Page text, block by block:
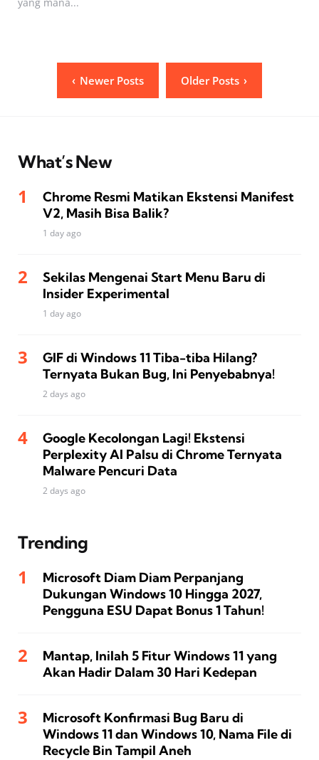
pagination
Newer Posts Older Posts
What’s New
Chrome Resmi Matikan Ekstensi Manifest
V2, Masih Bisa Balik?
1 day ago
Sekilas Mengenai Start Menu Baru di
Insider Experimental
1 day ago
GIF di Windows 11 Tiba-tiba Hilang?
Ternyata Bukan Bug, Ini Penyebabnya!
2 days ago
Google Kecolongan Lagi! Ekstensi
Perplexity AI Palsu di Chrome Ternyata
Malware Pencuri Data
2 days ago
Trending
Microsoft Diam Diam Perpanjang
Dukungan Windows 10 Hingga 2027,
Pengguna ESU Dapat Bonus 1 Tahun!
Mantap, Inilah 5 Fitur Windows 11 yang
Akan Hadir Dalam 30 Hari Kedepan
Microsoft Konfirmasi Bug Baru di
Windows 11 dan Windows 10, Nama File di
Recycle Bin Tampil Aneh